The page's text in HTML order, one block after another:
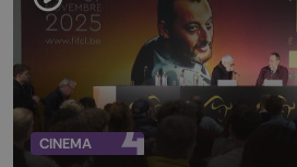
CINEMA